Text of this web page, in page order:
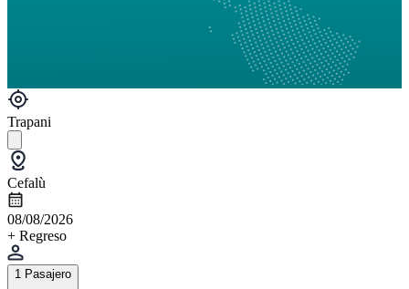
Trapani
Cefalù
08/08/2026
+ Regreso
1 Pasajero